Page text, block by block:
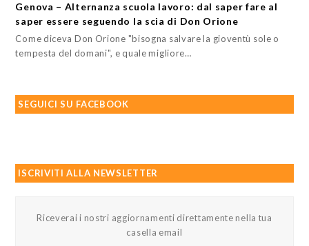
Genova – Alternanza scuola lavoro: dal saper fare al
saper essere seguendo la scia di Don Orione
Come diceva Don Orione "bisogna salvare la gioventù sole o
tempesta del domani", e quale migliore…
SEGUICI SU FACEBOOK
ISCRIVITI ALLA NEWSLETTER
Riceverai i nostri aggiornamenti direttamente nella tua
casella email